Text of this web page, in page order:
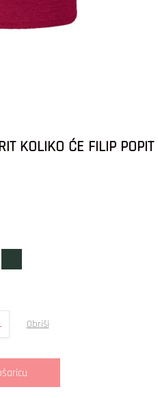
KOLIKO ĆE FILIP POPIT
Obriši